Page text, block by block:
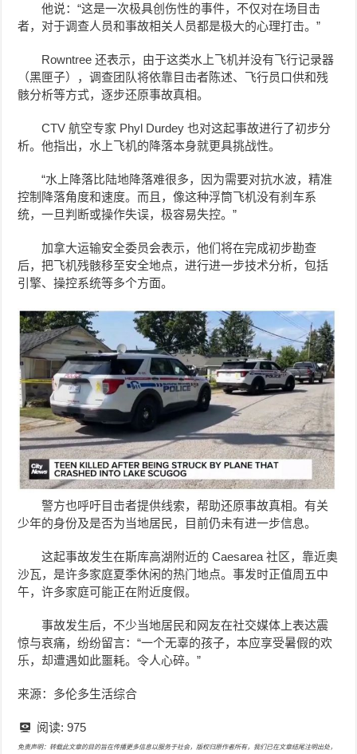
他说：“这是一次极具创伤性的事件，不仅对在场目击
者，对于调查人员和事故相关人员都是极大的心理打击。”
Rowntree 还表示，由于这类水上飞机并没有飞行记录器
（黑匣子），调查团队将依靠目击者陈述、飞行员口供和残
骸分析等方式，逐步还原事故真相。
CTV 航空专家 Phyl Durdey 也对这起事故进行了初步分
析。他指出，水上飞机的降落本身就更具挑战性。
“水上降落比陆地降落难很多，因为需要对抗水波，精准
控制降落角度和速度。而且，像这种浮筒飞机没有刹车系
统，一旦判断或操作失误，极容易失控。”
加拿大运输安全委员会表示，他们将在完成初步勘查
后，把飞机残骸移至安全地点，进行进一步技术分析，包括
引擎、操控系统等多个方面。
警方也呼吁目击者提供线索，帮助还原事故真相。有关
少年的身份及是否为当地居民，目前仍未有进一步信息。
这起事故发生在斯库高湖附近的 Caesarea 社区，靠近奥
沙瓦，是许多家庭夏季休闲的热门地点。事发时正值周五中
午，许多家庭可能正在附近度假。
事故发生后，不少当地居民和网友在社交媒体上表达震
惊与哀痛，纷纷留言：“一个无辜的孩子，本应享受暑假的欢
乐，却遭遇如此噩耗。令人心碎。”
来源：多伦多生活综合
阅读: 975
免责声明：转载此文章的目的旨在传播更多信息以服务于社会，版权归原作者所有，我们已在文章结尾注明出处，